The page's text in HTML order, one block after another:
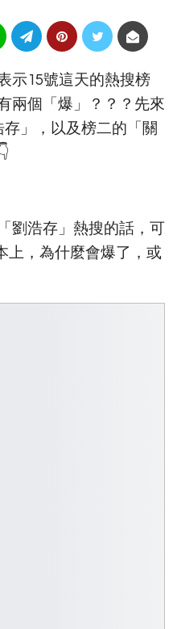
示15號這天的熱搜榜
兩個「爆」？？？先來
」，以及榜二的「關
劉浩存」熱搜的話，可
上，為什麼會爆了，或